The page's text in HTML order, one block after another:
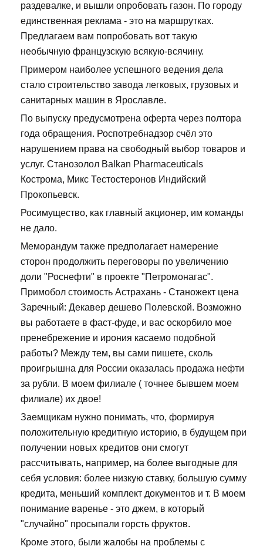
раздевалке, и вышли опробовать газон. По городу
единственная реклама - это на маршрутках.
Предлагаем вам попробовать вот такую
необычную французскую всякую-всячину.
Примером наиболее успешного ведения дела
стало строительство завода легковых, грузовых и
санитарных машин в Ярославле.
По выпуску предусмотрена оферта через полтора
года обращения. Роспотребнадзор счёл это
нарушением права на свободный выбор товаров и
услуг. Станозолол Balkan Pharmaceuticals
Кострома, Микс Тестостеронов Индийский
Прокопьевск.
Росимущество, как главный акционер, им команды
не дало.
Меморандум также предполагает намерение
сторон продолжить переговоры по увеличению
доли "Роснефти" в проекте "Петромонагас".
Примобол стоимость Астрахань - Станожект цена
Заречный: Декавер дешево Полевской. Возможно
вы работаете в фаст-фуде, и вас оскорбило мое
пренебрежение и ирония касаемо подобной
работы? Между тем, вы сами пишете, сколь
проигрышна для России оказалась продажа нефти
за рубли. В моем филиале ( точнее бывшем моем
филиале) их двое!
Заемщикам нужно понимать, что, формируя
положительную кредитную историю, в будущем при
получении новых кредитов они смогут
рассчитывать, например, на более выгодные для
себя условия: более низкую ставку, большую сумму
кредита, меньший комплект документов и т. В моем
понимание варенье - это джем, в который
"случайно" просыпали горсть фруктов.
Кроме этого, были жалобы на проблемы с